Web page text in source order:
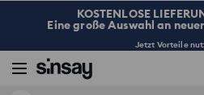
KOSTENLOSE
Eine große Auswahl an
Jetzt Vorteile